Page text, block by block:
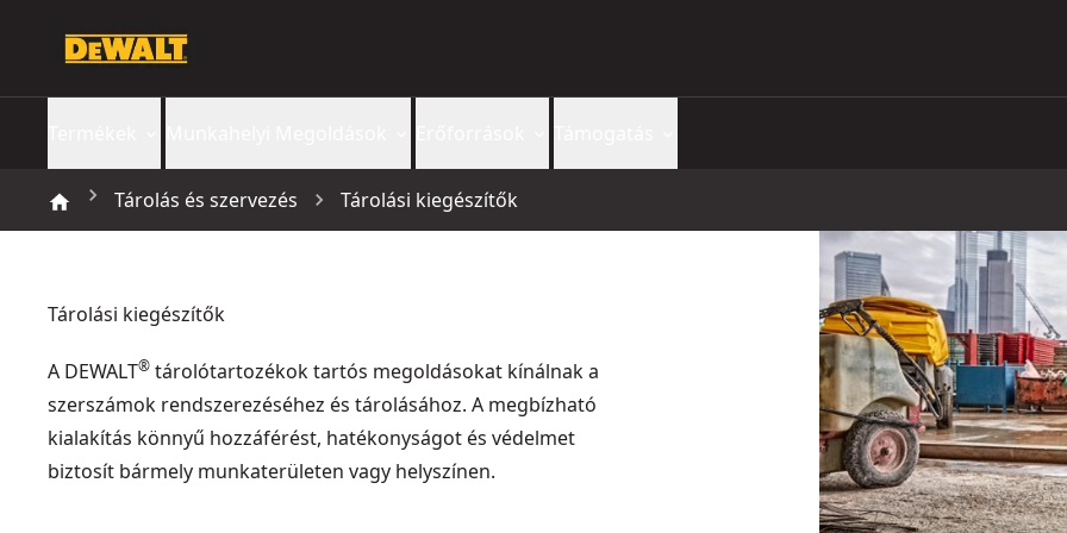
Tárolás és szervezés Tárolási kiegészítők
Tárolási kiegészítők
A DEWALT® tárolótartozékok tartós megoldásokat kínálnak a
szerszámok rendszerezéséhez és tárolásához. A megbízható
kialakítás könnyű hozzáférést, hatékonyságot és védelmet
biztosít bármely munkaterületen vagy helyszínen.